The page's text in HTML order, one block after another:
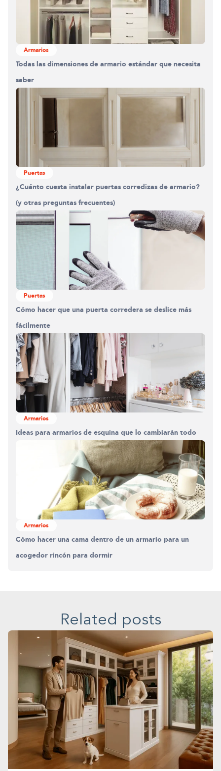
Armarios
Todas las dimensiones de armario estándar que necesita
saber
Puertas
¿Cuánto cuesta instalar puertas corredizas de armario?
(y otras preguntas frecuentes)
Puertas
Cómo hacer que una puerta corredera se deslice más
fácilmente
Armarios
Ideas para armarios de esquina que lo cambiarán todo
Armarios
Cómo hacer una cama dentro de un armario para un
acogedor rincón para dormir
Related posts
0%